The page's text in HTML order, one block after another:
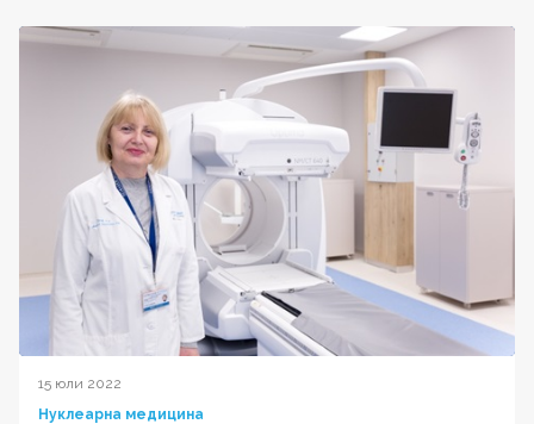
15 юли 2022
Нуклеарна медицина